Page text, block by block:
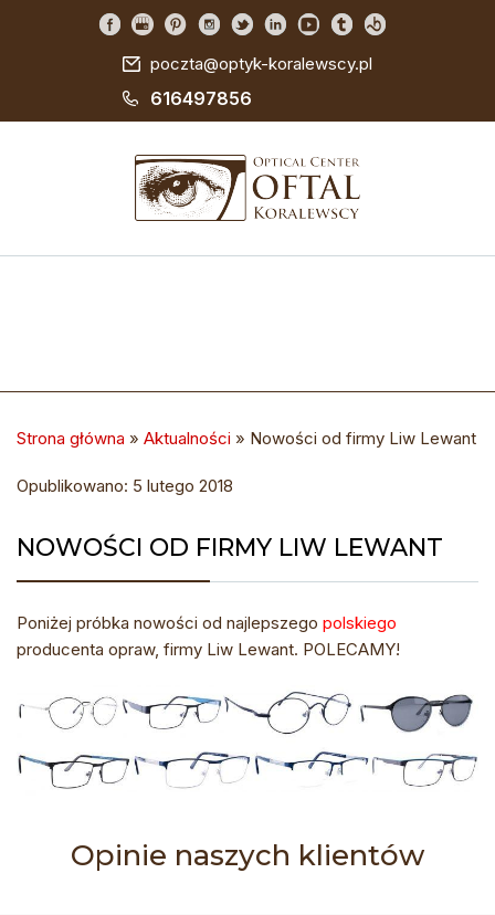
poczta@optyk-koralewscy.pl
616497856
Strona główna » Aktualności » Nowości od firmy Liw Lewant
Opublikowano: 5 lutego 2018
NOWOŚCI OD FIRMY LIW LEWANT
Poniżej próbka nowości od najlepszego polskiego
producenta opraw, firmy Liw Lewant. POLECAMY!
Opinie naszych klientów